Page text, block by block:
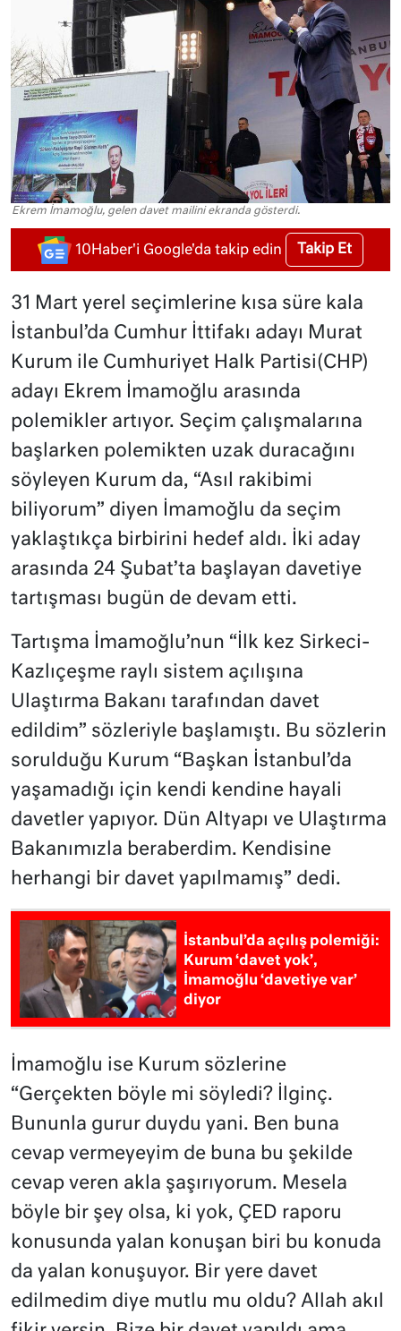
Ekrem İmamoğlu, gelen davet mailini ekranda gösterdi.
10Haber'i Google'da takip edin Takip Et
31 Mart yerel seçimlerine kısa süre kala
İstanbul’da Cumhur İttifakı adayı Murat
Kurum ile Cumhuriyet Halk Partisi(CHP)
adayı Ekrem İmamoğlu arasında
polemikler artıyor. Seçim çalışmalarına
başlarken polemikten uzak duracağını
söyleyen Kurum da, “Asıl rakibimi
biliyorum” diyen İmamoğlu da seçim
yaklaştıkça birbirini hedef aldı. İki aday
arasında 24 Şubat’ta başlayan davetiye
tartışması bugün de devam etti.
Tartışma İmamoğlu’nun “İlk kez Sirkeci-
Kazlıçeşme raylı sistem açılışına
Ulaştırma Bakanı tarafından davet
edildim” sözleriyle başlamıştı. Bu sözlerin
sorulduğu Kurum “Başkan İstanbul’da
yaşamadığı için kendi kendine hayali
davetler yapıyor. Dün Altyapı ve Ulaştırma
Bakanımızla beraberdim. Kendisine
herhangi bir davet yapılmamış” dedi.
İstanbul’da açılış polemiği:
Kurum ‘davet yok’,
İmamoğlu ‘davetiye var’
diyor
İmamoğlu ise Kurum sözlerine
“Gerçekten böyle mi söyledi? İlginç.
Bununla gurur duydu yani. Ben buna
cevap vermeyeyim de buna bu şekilde
cevap veren akla şaşırıyorum. Mesela
böyle bir şey olsa, ki yok, ÇED raporu
konusunda yalan konuşan biri bu konuda
da yalan konuşuyor. Bir yere davet
edilmedim diye mutlu mu oldu? Allah akıl